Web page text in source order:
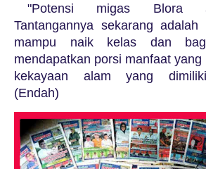
"Potensi migas Blora
Tantangannya sekarang adalah
mampu naik kelas dan
mendapatkan porsi manfaat
kekayaan alam yang
(Endah)